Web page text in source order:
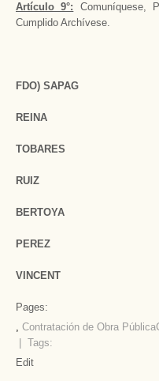
Artículo 9°: Comuníquese,
Cumplido Archívese.
FDO) SAPAG
REINA
TOBARES
RUIZ
BERTOYA
PEREZ
VINCENT
Pages:
, Contratación de Obra Pública
| Tags:
Edit